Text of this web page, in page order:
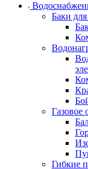
Баки
Газовое
Гибкие